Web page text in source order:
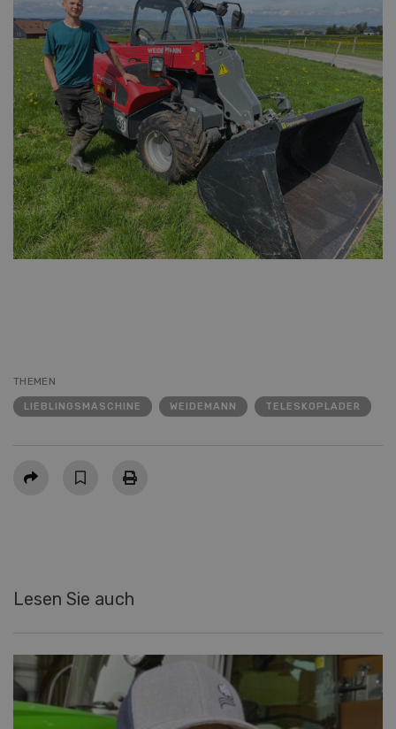
THEMEN
LIEBLINGSMASCHINE WEIDEMANN TELESKOPLADER
Teilen
Lesen Sie auch